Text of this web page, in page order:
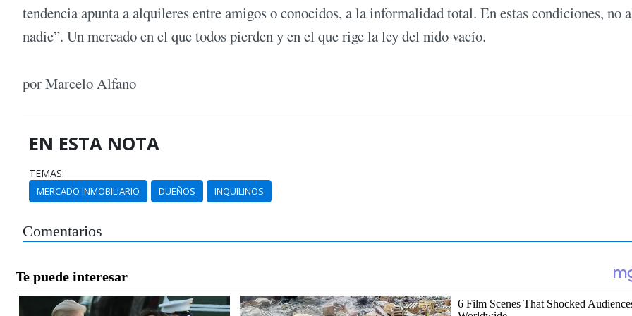
tendencia apunta a alquileres entre amigos o conocidos, a la informalidad total. En estas condiciones, no
nadie”. Un mercado en el que todos pierden y en el que rige la ley del nido vacío.
por Marcelo Alfano
EN ESTA NOTA
TEMAS:
MERCADO INMOBILIARIO DUEÑOS INQUILINOS
Comentarios